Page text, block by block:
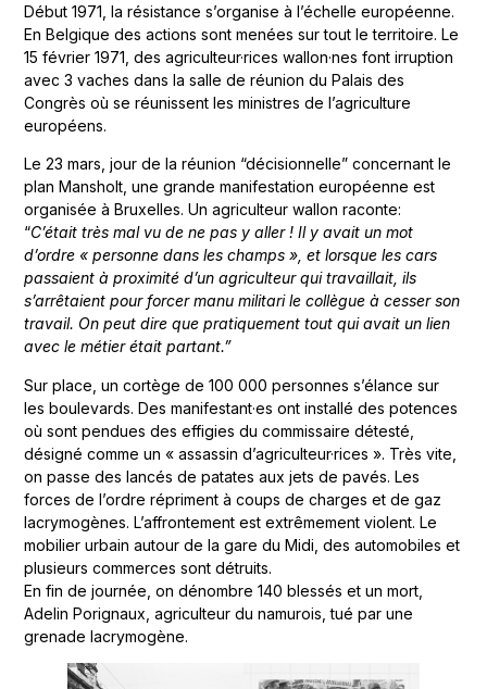
Début 1971, la résistance s’organise à l’échelle européenne.
En Belgique des actions sont menées sur tout le territoire. Le
15 février 1971, des agriculteur·rices wallon·nes font irruption
avec 3 vaches dans la salle de réunion du Palais des
Congrès où se réunissent les ministres de l’agriculture
européens.
Le 23 mars, jour de la réunion “décisionnelle” concernant le
plan Mansholt, une grande manifestation européenne est
organisée à Bruxelles. Un agriculteur wallon raconte:
“C’était très mal vu de ne pas y aller ! Il y avait un mot
d’ordre « personne dans les champs », et lorsque les cars
passaient à proximité d’un agriculteur qui travaillait, ils
s’arrêtaient pour forcer manu militari le collègue à cesser son
travail. On peut dire que pratiquement tout qui avait un lien
avec le métier était partant.”
Sur place, un cortège de 100 000 personnes s’élance sur
les boulevards. Des manifestant·es ont installé des potences
où sont pendues des effigies du commissaire détesté,
désigné comme un « assassin d’agriculteur·rices ». Très vite,
on passe des lancés de patates aux jets de pavés. Les
forces de l’ordre répriment à coups de charges et de gaz
lacrymogènes. L’affrontement est extrêmement violent. Le
mobilier urbain autour de la gare du Midi, des automobiles et
plusieurs commerces sont détruits.
En fin de journée, on dénombre 140 blessés et un mort,
Adelin Porignaux, agriculteur du namurois, tué par une
grenade lacrymogène.